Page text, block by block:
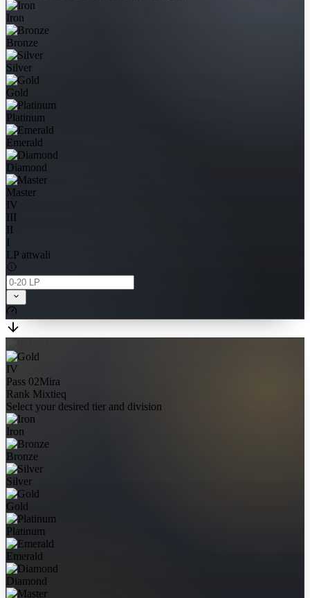
Iron
Bronze
Silver
Gold
Platinum
Emerald
Diamond
Master
IV
III
II
I
LP attwali
IV
Pass 02Mira
Rank Mixtieq
Select your desired tier and division
Iron
Bronze
Silver
Gold
Platinum
Emerald
Diamond